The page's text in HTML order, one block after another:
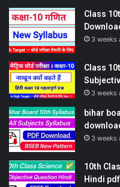
Class
3 weeks
Class
3 weeks
bihar
3 weeks
10th
Hindi pdf